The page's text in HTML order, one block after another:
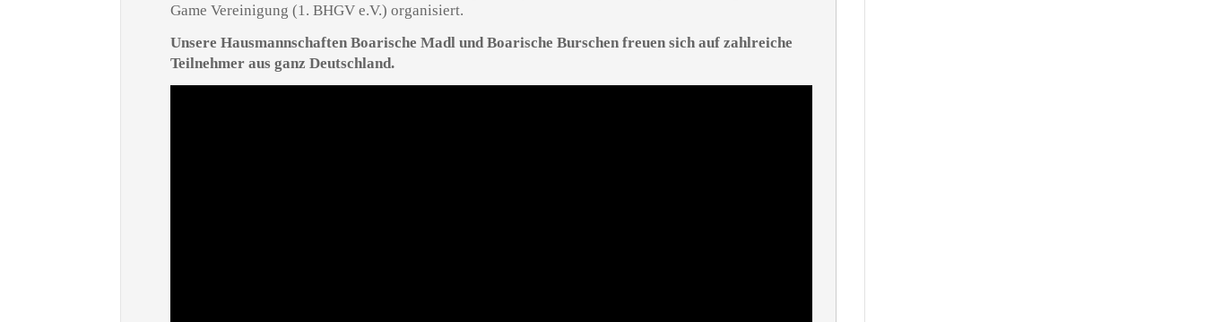
Game Vereinigung (1. BHGV e.V.) organisiert.
Unsere Hausmannschaften Boarische Madl und Boarische Burschen freuen sich auf zahlreiche
Teilnehmer aus ganz Deutschland.